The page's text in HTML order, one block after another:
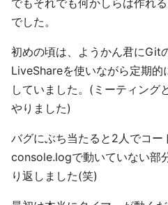
でした。
初めの頃は、ようかん君にGit
LiveShareを使いながら定期
していました。(ミーティング
やりました)
バグにぶち当たると2人でコー
console.logで動いていない部
り返しました(笑)